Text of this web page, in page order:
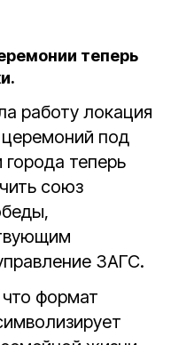
теперь
работу локация
под
теперь
союз
ЗАГС.
формат